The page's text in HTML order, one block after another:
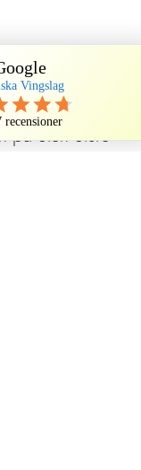
på Sten Sture